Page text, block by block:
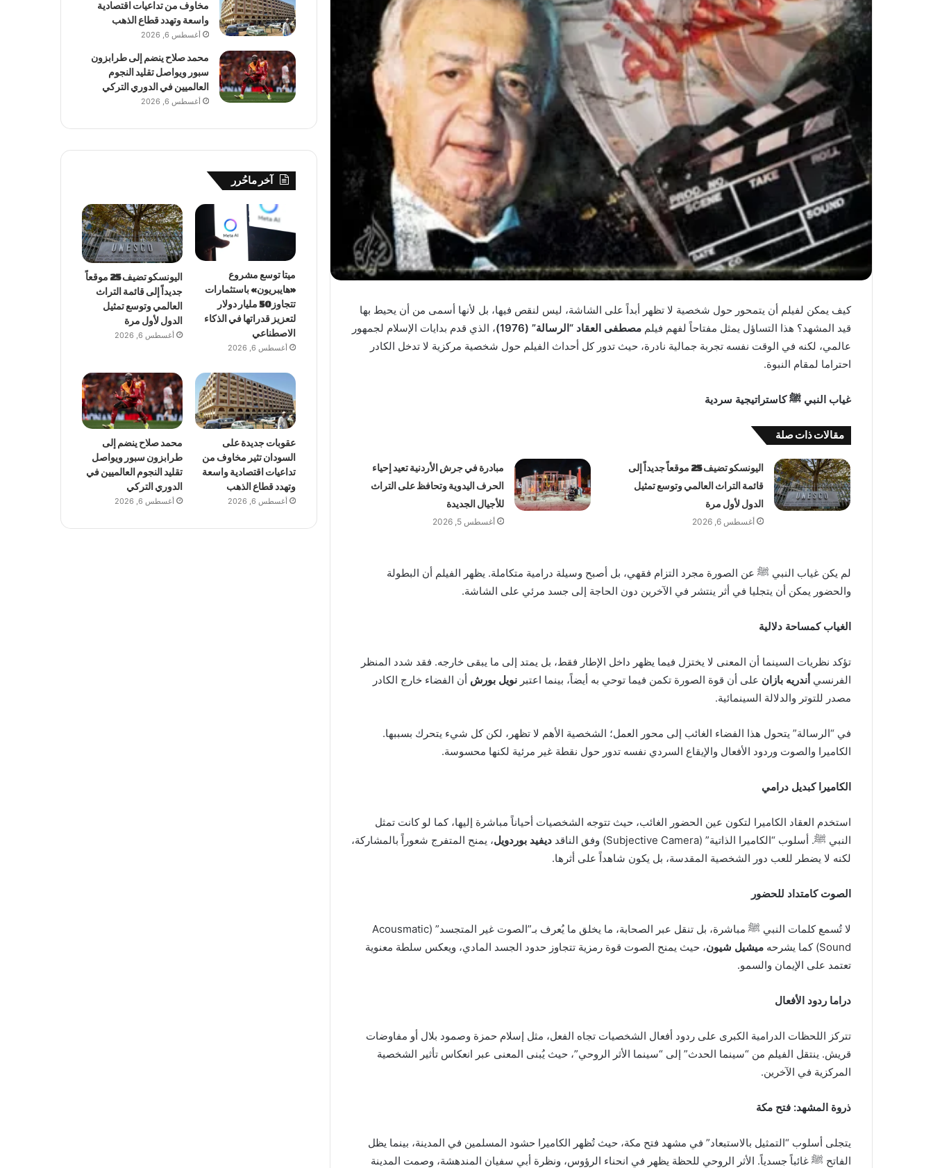
كيف يمكن لفيلم أن يتمحور حول شخصية لا تظهر أبداً على الشاشة، ليس لنقص فيها، بل لأنها أسمى من أن يحيط بها
قيد المشهد؟ هذا التساؤل يمثل مفتاحاً لفهم فيلم مصطفى العقاد “الرسالة” (1976)
، الذي قدم بدايات الإسلام لجمهور
عالمي، لكنه في الوقت نفسه تجربة جمالية نادرة، حيث تدور كل أحداث الفيلم حول شخصية مركزية لا تدخل الكادر
احتراما لمقام النبوة.
غياب النبي ﷺ كاستراتيجية سردية
مقالات ذات صلة
اليونسكو تضيف 25 موقعاً جديداً إلى
قائمة التراث العالمي وتوسع تمثيل
الدول لأول مرة
أغسطس 6, 2026
مبادرة في جرش الأردنية تعيد إحياء
الحرف اليدوية وتحافظ على التراث
للأجيال الجديدة
أغسطس 5, 2026
لم يكن غياب النبي ﷺ عن الصورة مجرد التزام فقهي، بل أصبح وسيلة درامية متكاملة. يظهر الفيلم أن البطولة
والحضور يمكن أن يتجليا في أثر ينتشر في الآخرين دون الحاجة إلى جسد مرئي على الشاشة.
الغياب كمساحة دلالية
تؤكد نظريات السينما أن المعنى لا يختزل فيما يظهر داخل الإطار فقط، بل يمتد إلى ما يبقى خارجه. فقد شدد المنظر
الفرنسي أندريه بازان على أن قوة الصورة تكمن فيما توحي به أيضاً، بينما اعتبر نويل بورش أن الفضاء خارج الكادر
مصدر للتوتر والدلالة السينمائية.
في “الرسالة” يتحول هذا الفضاء الغائب إلى محور العمل؛ الشخصية الأهم لا تظهر، لكن كل شيء يتحرك بسببها.
الكاميرا والصوت وردود الأفعال والإيقاع السردي نفسه تدور حول نقطة غير مرئية لكنها محسوسة.
الكاميرا كبديل درامي
استخدم العقاد الكاميرا لتكون عين الحضور الغائب، حيث تتوجه الشخصيات أحياناً مباشرة إليها، كما لو كانت تمثل
النبي ﷺ. أسلوب “الكاميرا الذاتية” (Subjective Camera) وفق الناقد
ديفيد بوردويل، يمنح المتفرج شعوراً بالمشاركة،
لكنه لا يضطر للعب دور الشخصية المقدسة، بل يكون شاهداً على أثرها.
الصوت كامتداد للحضور
لا تُسمع كلمات النبي ﷺ مباشرة، بل تنقل عبر الصحابة، ما يخلق ما يُعرف بـ”الصوت غير المتجسد” (Acousmatic
Sound) كما يشرحه
ميشيل شيون، حيث يمنح الصوت قوة رمزية تتجاوز حدود الجسد المادي، ويعكس سلطة معنوية
تعتمد على الإيمان والسمو.
دراما ردود الأفعال
تتركز اللحظات الدرامية الكبرى على ردود أفعال الشخصيات تجاه الفعل، مثل إسلام حمزة وصمود بلال أو مفاوضات
قريش. ينتقل الفيلم من “سينما الحدث” إلى “سينما الأثر الروحي”، حيث يُبنى المعنى عبر انعكاس تأثير الشخصية
المركزية في الآخرين.
ذروة المشهد: فتح مكة
يتجلى أسلوب “التمثيل بالاستبعاد” في مشهد فتح مكة، حيث تُظهر الكاميرا حشود المسلمين في المدينة، بينما يظل
الفاتح ﷺ غائباً جسدياً. الأثر الروحي للحظة يظهر في انحناء الرؤوس، ونظرة أبي سفيان المندهشة، وصمت المدينة
مخاوف من تداعيات اقتصادية
واسعة وتهدد قطاع الذهب
أغسطس 6, 2026
محمد صلاح ينضم إلى طرابزون
سبور ويواصل تقليد النجوم
العالميين في الدوري التركي
أغسطس 6, 2026
آخر ماحُرر
ميتا توسع مشروع
«هايبريون» باستثمارات
تتجاوز 50 مليار دولار
لتعزيز قدراتها في الذكاء
الاصطناعي
أغسطس 6, 2026
اليونسكو تضيف 25 موقعاً
جديداً إلى قائمة التراث
العالمي وتوسع تمثيل
الدول لأول مرة
أغسطس 6, 2026
عقوبات جديدة على
السودان تثير مخاوف من
تداعيات اقتصادية واسعة
وتهدد قطاع الذهب
أغسطس 6, 2026
محمد صلاح ينضم إلى
طرابزون سبور ويواصل
تقليد النجوم العالميين في
الدوري التركي
أغسطس 6, 2026